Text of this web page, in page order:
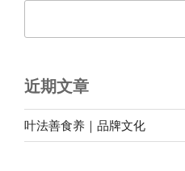
近期文章
叶法善食养｜品牌文化